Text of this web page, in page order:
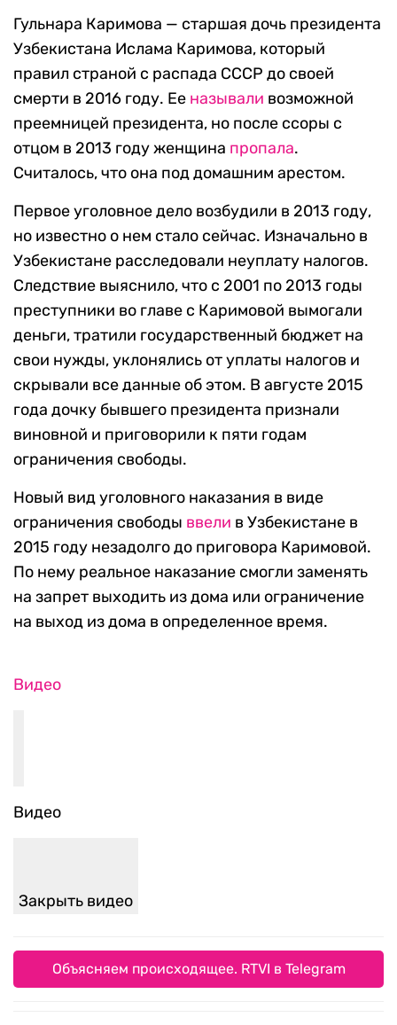
Гульнара Каримова — старшая дочь президента
Узбекистана Ислама Каримова, который
правил страной с распада СССР до своей
смерти в 2016 году. Ее называли возможной
преемницей президента, но после ссоры с
отцом в 2013 году женщина пропала.
Считалось, что она под домашним арестом.
Первое уголовное дело возбудили в 2013 году,
но известно о нем стало сейчас. Изначально в
Узбекистане расследовали неуплату налогов.
Следствие выяснило, что с 2001 по 2013 годы
преступники во главе с Каримовой вымогали
деньги, тратили государственный бюджет на
свои нужды, уклонялись от уплаты налогов и
скрывали все данные об этом. В августе 2015
года дочку бывшего президента признали
виновной и приговорили к пяти годам
ограничения свободы.
Новый вид уголовного наказания в виде
ограничения свободы ввели в Узбекистане в
2015 году незадолго до приговора Каримовой.
По нему реальное наказание смогли заменять
на запрет выходить из дома или ограничение
на выход из дома в определенное время.
Видео
Видео
Закрыть видео
Объясняем происходящее. RTVI в Telegram